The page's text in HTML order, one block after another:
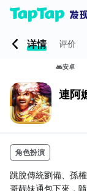
详情 评价
安卓
連阿
角色扮演
跳脫傳統劉備、孫
哥靓妹通包下來，